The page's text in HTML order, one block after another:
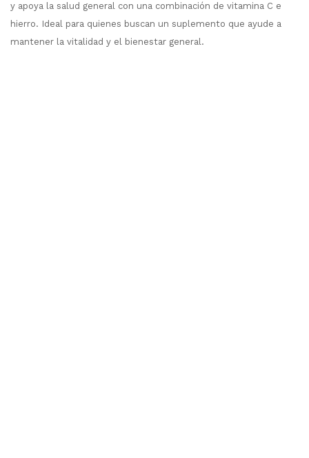
y apoya la salud general con una combinación de vitamina C e
hierro. Ideal para quienes buscan un suplemento que ayude a
mantener la vitalidad y el bienestar general.